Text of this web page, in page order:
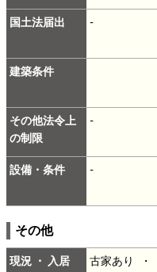
国土法届出 -
建築条件
その他法令上
の制限
-
設備・条件 -
その他
現況 ・ 入居